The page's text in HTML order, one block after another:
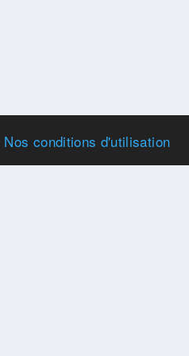
Nos conditions d'utilisation